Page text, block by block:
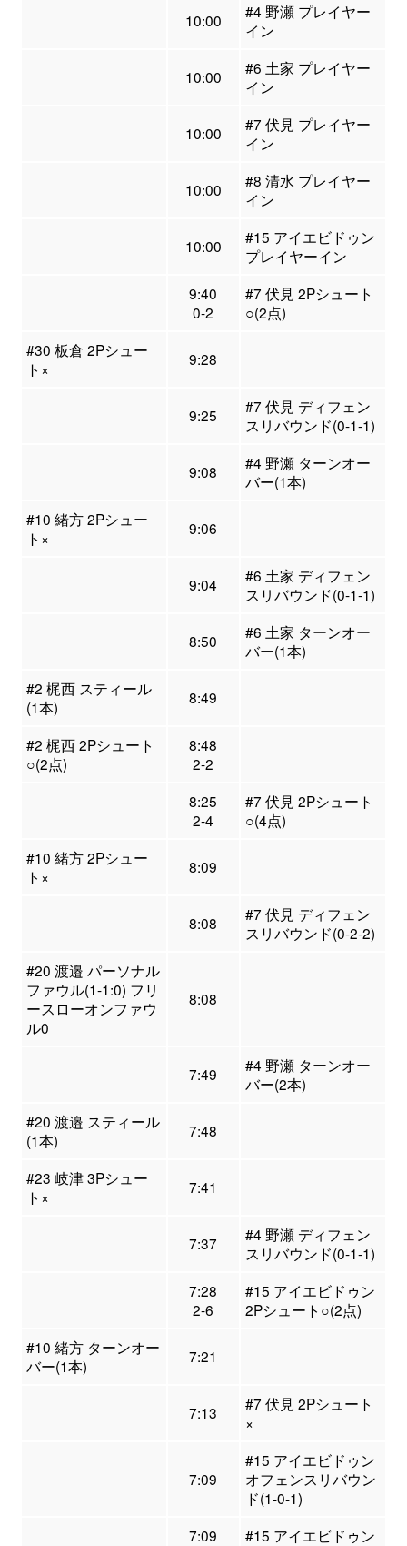
10:00
#4 野瀬 プレイヤー
イン
10:00
#6 土家 プレイヤー
イン
10:00
#7 伏見 プレイヤー
イン
10:00
#8 清水 プレイヤー
イン
10:00
#15 アイエビドゥン
プレイヤーイン
9:40
0-2
#7 伏見 2Pシュート
○(2点)
#30 板倉 2Pシュー
ト×
9:28
9:25
#7 伏見 ディフェン
スリバウンド(0-1-1)
9:08
#4 野瀬 ターンオー
バー(1本)
#10 緒方 2Pシュー
ト×
9:06
9:04
#6 土家 ディフェン
スリバウンド(0-1-1)
8:50
#6 土家 ターンオー
バー(1本)
#2 梶西 スティール
(1本)
8:49
#2 梶西 2Pシュート
○(2点)
8:48
2-2
8:25
2-4
#7 伏見 2Pシュート
○(4点)
#10 緒方 2Pシュー
ト×
8:09
8:08
#7 伏見 ディフェン
スリバウンド(0-2-2)
#20 渡邉 パーソナル
ファウル(1-1:0) フリ
ースローオンファウ
ル0
8:08
7:49
#4 野瀬 ターンオー
バー(2本)
#20 渡邉 スティール
(1本)
7:48
#23 岐津 3Pシュー
ト×
7:41
7:37
#4 野瀬 ディフェン
スリバウンド(0-1-1)
7:28
2-6
#15 アイエビドゥン
2Pシュート○(2点)
#10 緒方 ターンオー
バー(1本)
7:21
7:13
#7 伏見 2Pシュート
×
7:09
#15 アイエビドゥン
オフェンスリバウン
ド(1-0-1)
7:09
#15 アイエビドゥン